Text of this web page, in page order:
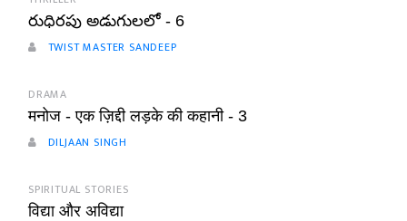
రుధిరపు అడుగులలో - 6
TWIST MASTER SANDEEP
DRAMA
मनोज - एक ज़िद्दी लड़के की कहानी - 3
DILJAAN SINGH
SPIRITUAL STORIES
विद्या और अविद्या